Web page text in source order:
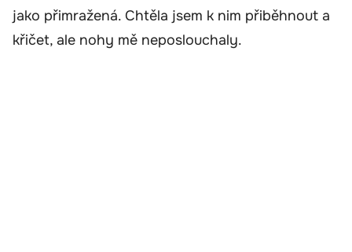
jako přimražená. Chtěla jsem k nim přiběhnout a
křičet, ale nohy mě neposlouchaly.